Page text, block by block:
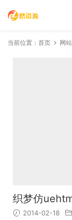
当前位置： 首页 网
织梦仿
2014-02-18